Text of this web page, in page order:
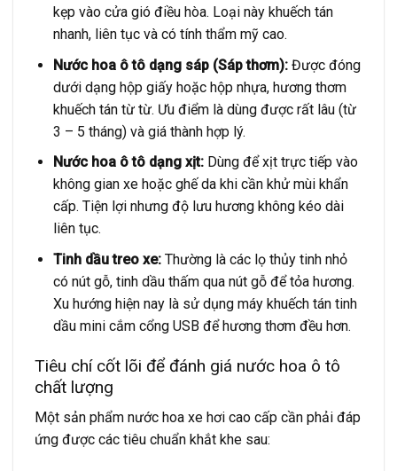
kẹp vào cửa gió điều hòa. Loại này khuếch tán
nhanh, liên tục và có tính thẩm mỹ cao.
Nước hoa ô tô dạng sáp (Sáp thơm):Được đóng
dưới dạng hộp giấy hoặc hộp nhựa, hương thơm
khuếch tán từ từ. Ưu điểm là dùng được rất lâu (từ
3 – 5 tháng) và giá thành hợp lý.
Nước hoa ô tô dạng xịt:Dùng để xịt trực tiếp vào
không gian xe hoặc ghế da khi cần khử mùi khẩn
cấp. Tiện lợi nhưng độ lưu hương không kéo dài
liên tục.
Tinh dầu treo xe:Thường là các lọ thủy tinh nhỏ
có nút gỗ, tinh dầu thấm qua nút gỗ để tỏa hương.
Xu hướng hiện nay là sử dụng máy khuếch tán tinh
dầu mini cắm cổng USB để hương thơm đều hơn.
Tiêu chí cốt lõi để đánh giá nước hoa ô tô
chất lượng
Một sản phẩm nước hoa xe hơi cao cấp cần phải đáp
ứng được các tiêu chuẩn khắt khe sau: